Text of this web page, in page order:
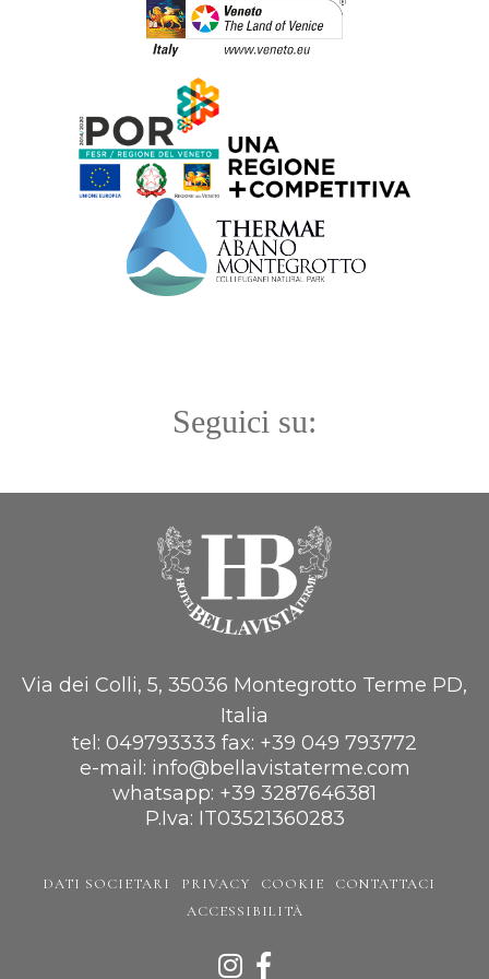
Seguici su:
Via dei Colli, 5, 35036 Montegrotto Terme PD,
Italia
tel: 049793333 fax: +39 049 793772
e-mail: info@bellavistaterme.com
whatsapp: +39 3287646381
P.Iva: IT03521360283
DATI SOCIETARI PRIVACY COOKIE
CONTATTACI
ACCESSIBILITÀ